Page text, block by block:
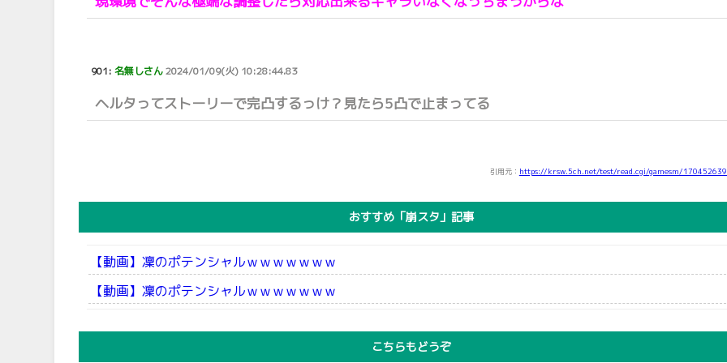
901:名無しさん2024/01/09(火) 10:28:44.83
ヘルタってストーリーで完凸するっけ？見たら5凸で止まってる
引用元： https://krsw.5ch.net/test/read.cgi/gamesm/
おすすめ「崩スタ」記事
【動画】凜のポテンシャルｗｗｗｗｗｗｗ
【動画】凜のポテンシャルｗｗｗｗｗｗｗ
こちらもどうぞ